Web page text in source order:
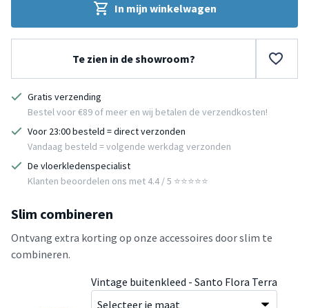
In mijn winkelwagen
Te zien in de showroom?
Gratis verzending
Bestel voor €89 of meer en wij betalen de verzendkosten!
Voor 23:00 besteld = direct verzonden
Vandaag besteld = volgende werkdag verzonden
De vloerkledenspecialist
Klanten beoordelen ons met 4.4 / 5 ⭐⭐⭐⭐⭐
Slim combineren
Ontvang extra korting op onze accessoires door slim te
combineren.
Vintage buitenkleed - Santo Flora Terra